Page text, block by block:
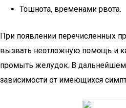
Тошнота, временами рвота.
При появлении перечисленных
вызвать неотложную помощь и
промыть желудок. В дальнейшем
зависимости от имеющихся